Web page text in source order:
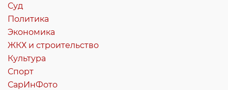
Суд
Политика
Экономика
ЖКХ и строительство
Культура
Спорт
СарИнФото